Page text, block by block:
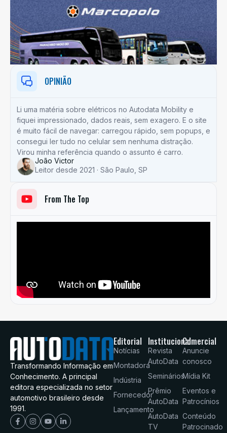
OPINIÃO
Li uma matéria sobre elétricos no Autodata Mobility e
fiquei impressionado, dados reais, sem exagero. E o site
é muito fácil de navegar: carregou rápido, sem popups, e
consegui ler tudo no celular sem nenhuma distração.
Virou minha referência quando o assunto é carro.
João Victor
Leitor desde 2021 · São Paulo, SP
From The Top
Transformando Informação em
Conhecimento. A principal
editora especializada no setor
automotivo brasileiro desde
1991.
Editorial
Notícias
Montadora
Indústria
Fornecedor
Lançamento
Institucional
Revista
AutoData
Seminários
Prêmio
AutoData
AutoData
TV
Comercial
Anuncie
conosco
Mídia Kit
Eventos e
Patrocínios
Conteúdo
Patrocinado